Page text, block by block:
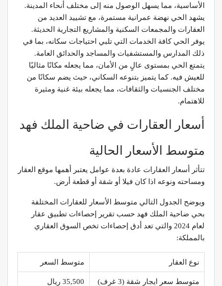
الأساسية، مما يسهل الوصول منه إلى مختلف أنحاء المدينة.
يشهد الحي نهضة عمرانية مستمرة، مع تشييد العديد من
العقارات والمجمعات السكنية والمشاريع التجارية الحديثة.
يوفر الحي كافة الخدمات التي تلبي احتياجات سكانه، بما في
ذلك المدارس والمستشفيات والمساجد والحدائق العامة.
يتمتع الحي بمستوى عالٍ من الأمان، مما يجعله مكانًا مثاليًا
للعيش فيه. كما يتميز بتنوعه السكاني، حيث يضم سكانًا من
مختلف الجنسيات والثقافات، مما يجعله بيئة غنية ومثيرة
للاهتمام.
أسعار العقارات في ضاحية الملك فهد
متوسط الأسعار الحالية
تتأثر أسعار العقارات عادة بعدة عوامل يعتبر أهمها موقع العقار
ومساحته ونوعه اذا كان فيلا أو شقة أو قطعة أرض.
ويوضح الجدول التالي متوسط الأسعار للعقارات المختلفة
بحي ضاحية الملك فهد حسب تقرير إحصاءات تطبيق عقار
لعام 2024 والتي تعد أدق إحصاءات تخص السوق العقاري
بالمملكة:
نوع العقار متوسط السعر
متوسط سعر ايجار شقة (3 غرف) 35,500 ريال